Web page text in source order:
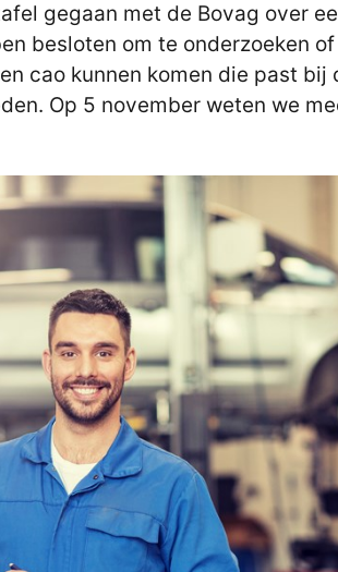
gegaan met de Bovag over
besloten om te onderzoeken
cao kunnen komen die past bij
Op 5 november weten we